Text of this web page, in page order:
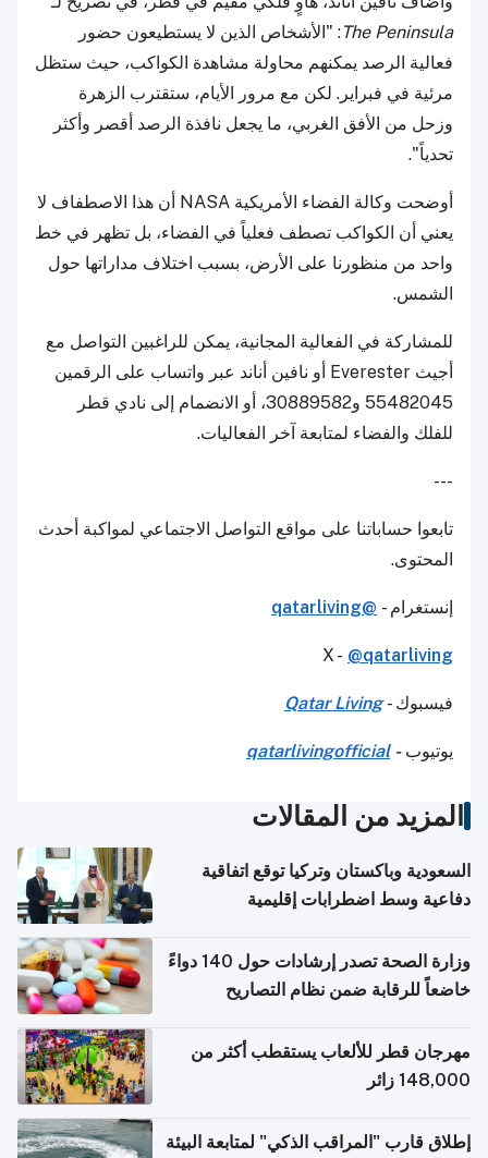
The Peninsula: "الأشخاص الذين لا يستطيعون حضور
فعالية الرصد يمكنهم محاولة مشاهدة الكواكب، حيث ستظل
مرئية في فبراير. لكن مع مرور الأيام، ستقترب الزهرة
وزحل من الأفق الغربي، ما يجعل نافذة الرصد أقصر وأكثر
تحدياً".
أوضحت وكالة الفضاء الأمريكية NASA أن هذا الاصطفاف لا
يعني أن الكواكب تصطف فعلياً في الفضاء، بل تظهر في خط
واحد من منظورنا على الأرض، بسبب اختلاف مداراتها حول
الشمس.
للمشاركة في الفعالية المجانية، يمكن للراغبين التواصل مع
أجيث Everester أو نافين أناند عبر واتساب على الرقمين
55482045 و30889582، أو الانضمام إلى نادي قطر
للفلك والفضاء لمتابعة آخر الفعاليات.
---
تابعوا حساباتنا على مواقع التواصل الاجتماعي لمواكبة أحدث
المحتوى.
إنستغرام - @qatarliving
X - @qatarliving
فيسبوك -Qatar Living
يوتيوب-
qatarlivingofficial
المزيد من المقالات
السعودية وباكستان وتركيا توقع اتفاقية
دفاعية وسط اضطرابات إقليمية
وزارة الصحة تصدر إرشادات حول 140 دواءً
خاضعاً للرقابة ضمن نظام التصاريح
مهرجان قطر للألعاب يستقطب أكثر من
148,000 زائر
إطلاق قارب "المراقب الذكي" لمتابعة البيئة